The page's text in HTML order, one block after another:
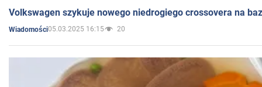
Volkswagen szykuje nowego niedrogiego crossovera na
Wiadomości05.03.2025 16:15 20